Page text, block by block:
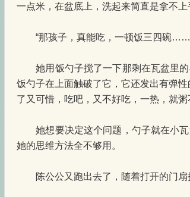
一点米，在盆底上，洗起来简直是拿不上
“那孩子，真能吃，一顿饭三四碗……
她用饭勺子搅了一下那剩在瓦盆里的
饭勺子在上面触破了它，它还发出有弹
了又可惜，吃吧，又不好吃，一热，就
她想要决定这个问题，勺子就在小瓦
她的思维方法全不够用。
陈公公又跑出去了，随着打开的门扇